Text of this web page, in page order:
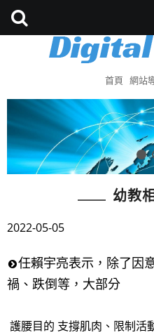
首頁 網站
幼教
2022-05-05
任賴宇亮表示，除了因
禍、跌倒等，大部分
護腰目的 支撐肌肉、限制活